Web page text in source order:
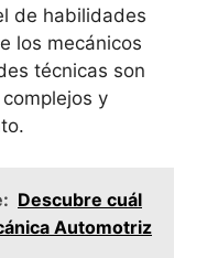
de habilidades
los mecánicos
técnicas son
y
Descubre cuál
Automotriz